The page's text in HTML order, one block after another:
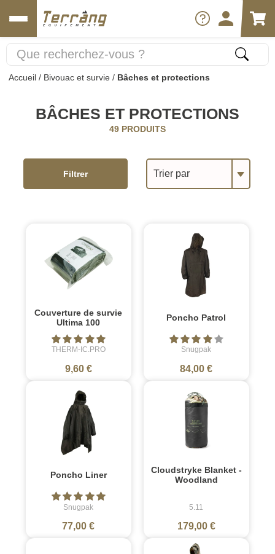
Accueil / Bivouac et survie / Bâches et protections
BÂCHES ET PROTECTIONS
49 PRODUITS
Trier par
Filtrer
Couverture de survie
Ultima 100
THERM-IC.PRO
9,60 €
Poncho Patrol
Snugpak
84,00 €
Poncho Liner
Snugpak
77,00 €
Cloudstryke Blanket -
Woodland
5.11
179,00 €